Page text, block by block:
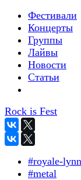
Фестивали
Концерты
Группы
Лайвы
Новости
Статьи
Rock is Fest
#royale-lynn
#metal